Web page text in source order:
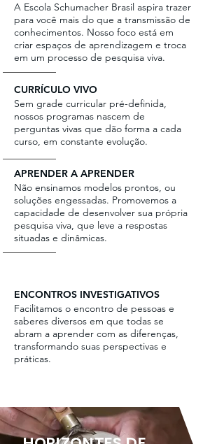
A Escola Schumacher Brasil aspira trazer
para você mais do que a transmissão de
conhecimentos. Nosso foco está em
criar espaços de aprendizagem e troca
em um processo de pesquisa viva.
CURRÍCULO VIVO
Sem grade curricular pré-definida,
nossos programas nascem de
perguntas vivas que dão forma a cada
curso, em constante evolução.
APRENDER A APRENDER
Não ensinamos modelos prontos, ou
soluções engessadas. Promovemos a
capacidade de desenvolver sua própria
pesquisa viva, que leve a respostas
situadas e dinâmicas.
ENCONTROS INVESTIGATIVOS
Facilitamos o encontro de pessoas e
saberes diversos em que todas se
abram a aprender com as diferenças,
transformando suas perspectivas e
práticas.